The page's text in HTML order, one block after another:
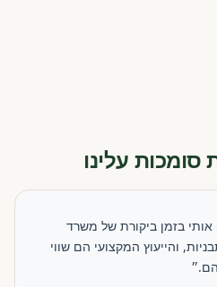
עלינו
בזמן ביקורת של משרד
והייעוץ המקצועי הם שווי